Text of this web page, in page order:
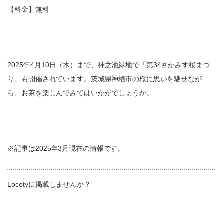
【料金】無料
2025年4月10日（木）まで、神之池緑地で「第34回かみす桜まつ
り」も開催されています。茨城県神栖市の桜に思いを馳せなが
ら、お茶を楽しんでみてはいかがでしょうか。
※記事は2025年3月現在の情報です。
Locotyに掲載しませんか？